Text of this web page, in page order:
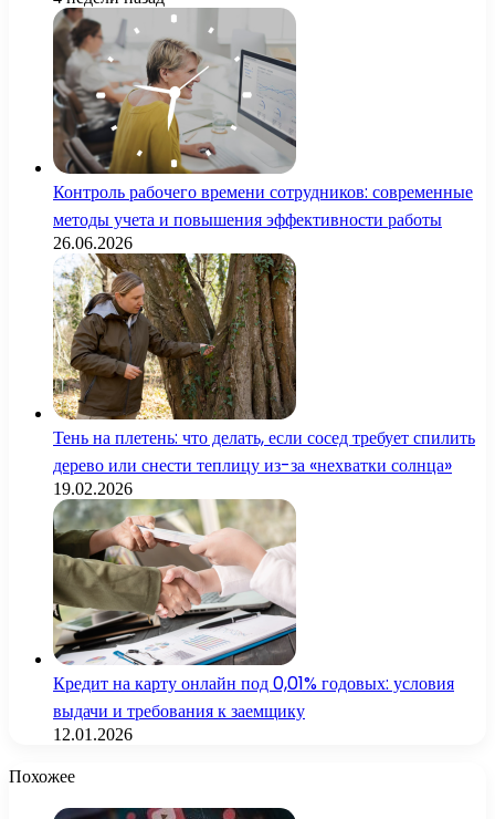
Контроль рабочего времени сотрудников: современные
методы учета и повышения эффективности работы
26.06.2026
Тень на плетень: что делать, если сосед требует спилить
дерево или снести теплицу из-за «нехватки солнца»
19.02.2026
Кредит на карту онлайн под 0,01% годовых: условия
выдачи и требования к заемщику
12.01.2026
Похожее